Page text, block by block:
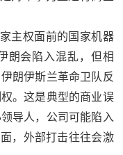
主权面前的国家机器
朗会陷入混乱，但相
朗伊斯兰革命卫队反
。这是典型的商业误
导人，公司可能陷入
，外部打击往往会激